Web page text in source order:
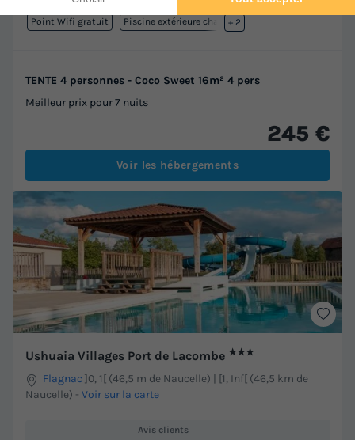
Point Wifi gratuit Piscine extérieure chauffée
+ 2
TENTE 4 personnes - Coco Sweet 16m² 4 pers
Meilleur prix pour 7 nuits
245 €
Voir les hébergements
Ushuaia Villages Port de Lacombe ★★★
Flagnac]0, 1[ (46,5 m de Naucelle) | [1, Inf[ (46,5 km de
Naucelle) - Voir sur la carte
Avis clients